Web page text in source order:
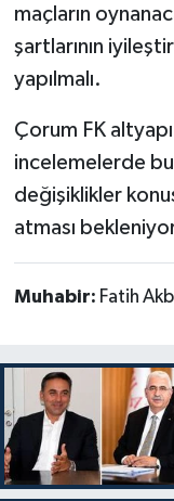
maçların
şartlarının
yapılmalı.
Çorum FK
incelemelerde
değişiklikler
atması
Muhabir: Fatih